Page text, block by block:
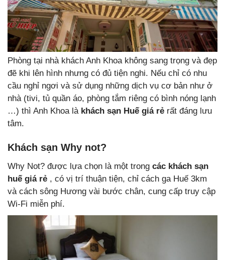
Phòng tại nhà khách Anh Khoa không sang trọng và đẹp
đẽ khi lên hình nhưng có đủ tiện nghi. Nếu chỉ có nhu
cầu nghỉ ngơi và sử dụng những dịch vụ cơ bản như ở
nhà (tivi, tủ quần áo, phòng tắm riêng có bình nóng lạnh
…) thì Anh Khoa là khách sạn Huế giá rẻ rất đáng lưu
tâm.
Khách sạn Why not?
Why Not? được lựa chọn là một trong các khách sạn
huế giá rẻ , có vị trí thuận tiện, chỉ cách ga Huế 3km
và cách sông Hương vài bước chân, cung cấp truy cập
Wi-Fi miễn phí.